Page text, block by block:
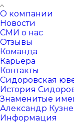
О компании
Новости
СМИ о нас
Отзывы
Команда
Карьера
Контакты
Сидоровская
История
Знаменитые
Александр
Информация